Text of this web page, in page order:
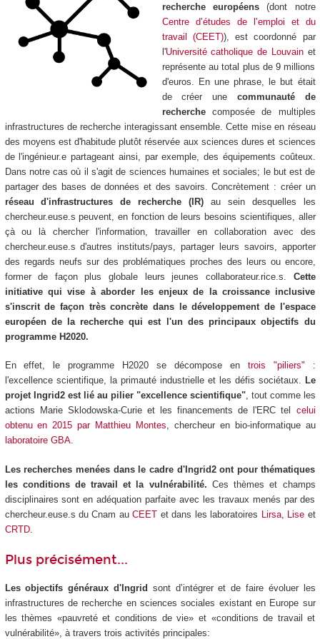
recherche européens(dont notre
Centre d’études de l’emploi et du
travail (CEET)), est coordonné par
l'Université catholique de Louvainet
représente au total plus de 9 millions
d'euros. En une phrase, le but était
de créer une communauté de
recherchecomposée de multiples
infrastructures de recherche interagissant ensemble. Cette mise en réseau
des moyens est d'habitude plutôt réservée aux sciences dures et sciences
de l'ingénieur.e partageant ainsi, par exemple, des équipements coûteux.
Dans notre cas où il s'agit de sciences humaines et sociales; le but est de
partager des bases de données et des savoirs. Concrètement : créer un
réseau d'infrastructures de recherche (IR) au sein desquelles les
chercheur.euse.s peuvent, en fonction de leurs besoins scientifiques, aller
çà ou là chercher l'information, travailler en collaboration avec des
chercheur.euse.s d'autres instituts/pays, partager leurs savoirs, apporter
des regards neufs sur des problématiques proches des leurs ou encore,
former de façon plus globale leurs jeunes collaborateur.rice.s. Cette
initiative qui vise à aborder les enjeux de la croissance inclusive
s'inscrit de façon très concrète dans le développement de l'espace
européen de la recherche qui est l'un des principaux objectifs du
programme H2020.
En effet, le programme H2020 se décompose en trois "piliers" :
l'excellence scientifique, la primauté industrielle et les défis sociétaux. Le
projet Ingrid2 est lié au pilier "excellence scientifique", tout comme les
actions Marie Sklodowska-Curie et les financements de l'ERC tel celui
obtenu en 2015 par Matthieu Montes, chercheur en bio-informatique au
laboratoire GBA.
Les recherches menées dans le cadre d'Ingrid2 ont pour thématiques
les conditions de travail et la vulnérabilité. Ces thèmes et champs
disciplinaires sont en adéquation parfaite avec les travaux menés par des
chercheur.euse.s du Cnam auCEET et dans les laboratoires Lirsa, Lise et
CRTD.
Plus précisément...
Les objectifs généraux d'Ingrid sont d’intégrer et de faire évoluer les
infrastructures de recherche en sciences sociales existant en Europe sur
les thèmes «pauvreté et conditions de vie» et «conditions de travail et
vulnérabilité», à travers trois activités principales: